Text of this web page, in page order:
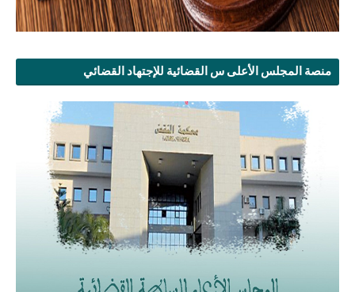
منصة المجلس الأعلى س القضائية للإجتهاد القضائي